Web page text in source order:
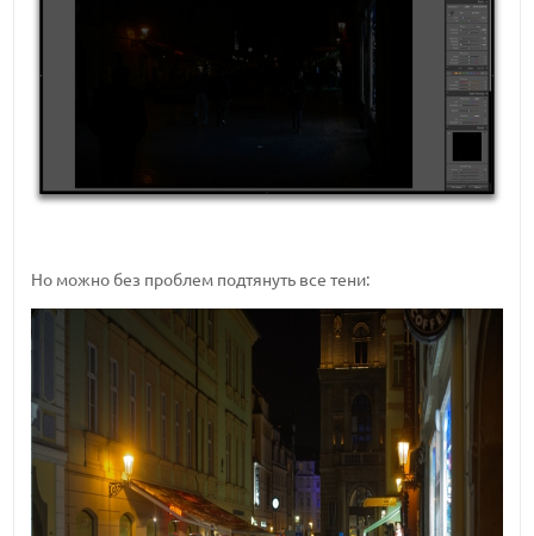
Но можно без проблем подтянуть все тени: